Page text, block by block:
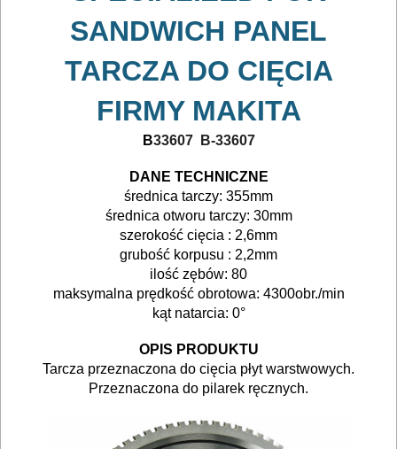
NARZĘDZIA
BUDOWLANE
ELEKTRY..
GLAZURNICZE
MASZYNKI
URZĄDZENIA
MASZYNY
BRUKARSKIE
OBRÓBKA
SANDWICH PANEL
TARCZA DO CIĘCIA
FIRMY MAKITA
B33607 B-33607
DANE TECHNICZNE
średnica tarczy: 355mm
średnica otworu tarczy: 30mm
szerokość cięcia : 2,6mm
grubość korpusu : 2,2mm
ilość zębów: 80
maksymalna prędkość obrotowa: 4300obr./min
kąt natarcia: 0°
OPIS PRODUKTU
Tarcza przeznaczona do cięcia płyt warstwowych.
Przeznaczona do pilarek ręcznych.